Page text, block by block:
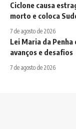
Ciclone causa
morto e coloca
7 de agosto de 2026
Lei Maria da
avanços e desafios
7 de agosto de 2026